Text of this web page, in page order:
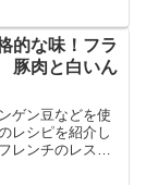
と7500年前か
的な味！フラ
豚肉と白いん
ゲン豆などを使
レシピを紹介し
レンチのレスト